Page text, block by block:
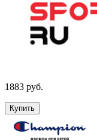
1883 руб.
Купить